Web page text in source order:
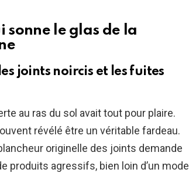
sonne le glas de la
joints noircis et les fuites
au ras du sol avait tout pour plaire.
révélé être un véritable fardeau.
originelle des joints demande
produits agressifs, bien loin d’un mode